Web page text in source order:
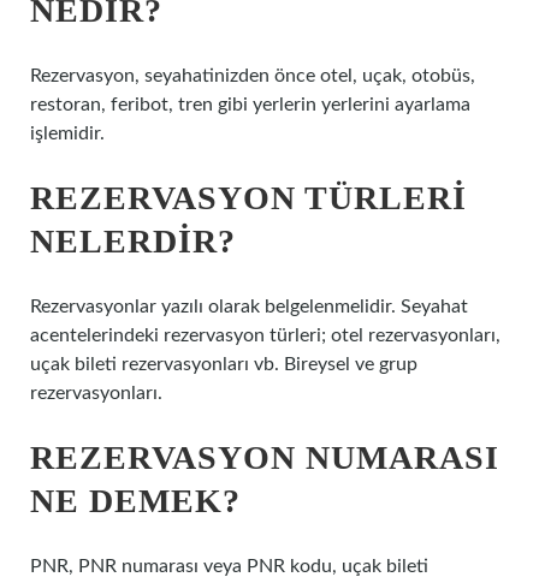
NEDIR?
Rezervasyon, seyahatinizden önce otel, uçak, otobüs,
restoran, feribot, tren gibi yerlerin yerlerini ayarlama
işlemidir.
REZERVASYON TÜRLERI
NELERDIR?
Rezervasyonlar yazılı olarak belgelenmelidir. Seyahat
acentelerindeki rezervasyon türleri; otel rezervasyonları,
uçak bileti rezervasyonları vb. Bireysel ve grup
rezervasyonları.
REZERVASYON NUMARASI
NE DEMEK?
PNR, PNR numarası veya PNR kodu, uçak bileti